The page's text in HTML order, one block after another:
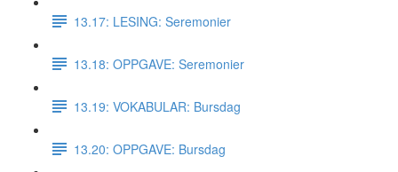
13.17: LESING: Seremonier
13.18: OPPGAVE: Seremonier
13.19: VOKABULAR: Bursdag
13.20: OPPGAVE: Bursdag